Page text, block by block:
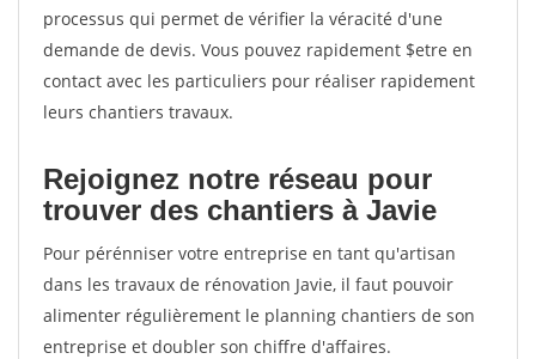
processus qui permet de vérifier la véracité d'une
demande de devis. Vous pouvez rapidement $etre en
contact avec les particuliers pour réaliser rapidement
leurs chantiers travaux.
Rejoignez notre réseau pour
trouver des chantiers à Javie
Pour pérénniser votre entreprise en tant qu'artisan
dans les travaux de rénovation Javie, il faut pouvoir
alimenter régulièrement le planning chantiers de son
entreprise et doubler son chiffre d'affaires.